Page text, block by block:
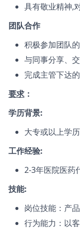
具有敬业精神,
团队合作
积极参加团队
与同事分享、
完成主管下达
要求 ：
学历背景:
大专或以上学
工作经验:
2-3年医院医药
技能:
岗位技能：产
行为能力：以